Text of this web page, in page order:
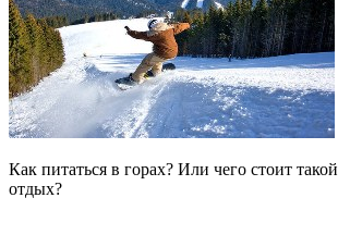
Как питаться в горах? Или чего стоит такой
отдых?